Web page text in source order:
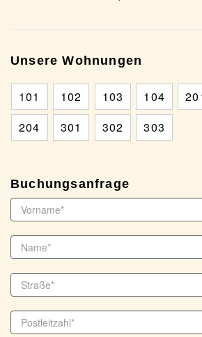
Unsere Wohnungen
101 102 103 104
204
301 302 303
Buchungsanfrage